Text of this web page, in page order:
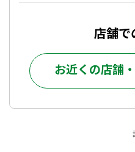
店舗で
お近くの店舗